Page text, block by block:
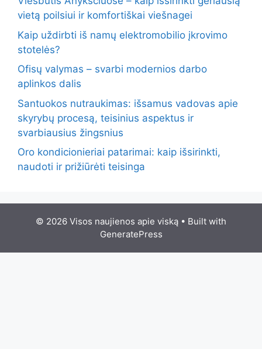
vietą poilsiui ir komfortiškai viešnagei
Kaip uždirbti iš namų elektromobilio įkrovimo
stotelės?
Ofisų valymas – svarbi modernios darbo
aplinkos dalis
Santuokos nutraukimas: išsamus vadovas apie
skyrybų procesą, teisinius aspektus ir
svarbiausius žingsnius
Oro kondicionieriai patarimai: kaip išsirinkti,
naudoti ir prižiūrėti teisinga
© 2026 Visos naujienos apie viską • Built with
GeneratePress